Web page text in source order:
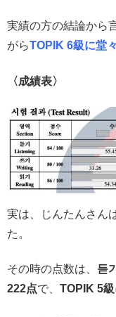
実績の方の結論から
がらTOPIK 6級に堂
〈成績表〉
実は、じんたんさん
た。
その時の点数は、 듣
222点で、 TOPIK 5